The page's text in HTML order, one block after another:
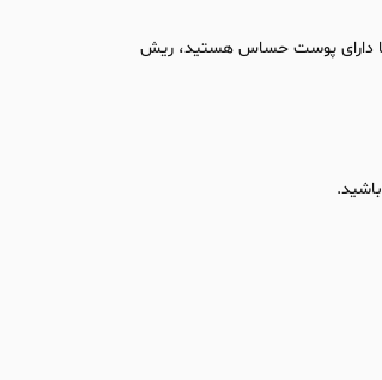
دارای پوست حساس هستید، ریش